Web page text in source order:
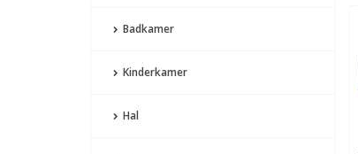
Badkamer
Kinderkamer
Hal